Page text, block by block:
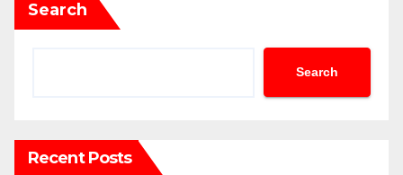
Search
Search
Recent Posts